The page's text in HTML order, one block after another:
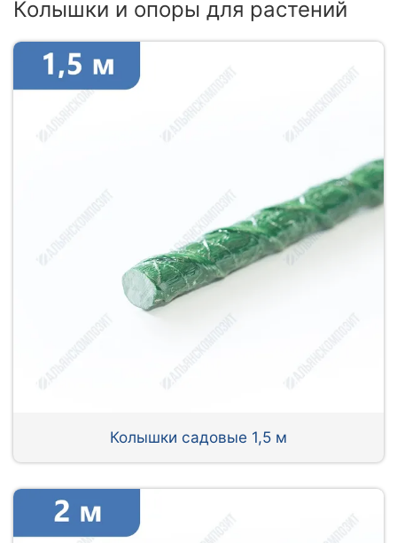
Колышки и опоры для растений
Колышки садовые 1,5 м